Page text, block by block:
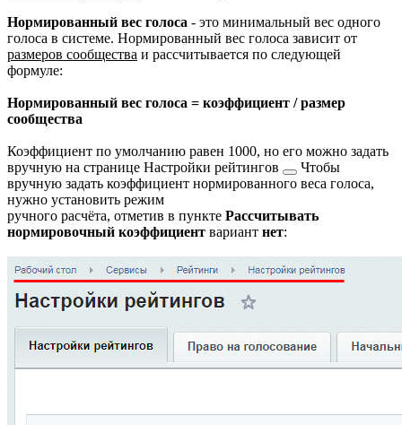
Нормированный вес голоса - это минимальный вес одного
голоса в системе. Нормированный вес голоса зависит от
размеров сообщества и рассчитывается по следующей
формуле:
Нормированный вес голоса = коэффициент / размер
сообщества
Коэффициент по умолчанию равен 1000, но его можно задать
вручную на странице Настройки рейтингов
Чтобы
вручную задать коэффициент нормированного веса голоса,
нужно установить режим
ручного расчёта, отметив в пункте Рассчитывать
нормировочный коэффициент вариант нет: